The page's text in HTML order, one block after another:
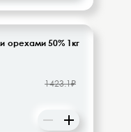
50% 1кг
1423.1₽